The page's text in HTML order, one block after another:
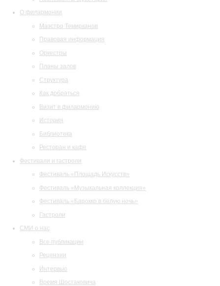
О филармонии
Маэстро Темирканов
Правовая информация
Оркестры
Планы залов
Структура
Как добраться
Визит в филармонию
История
Библиотека
Ресторан и кафе
Фестивали и гастроли
Фестиваль «Площадь Искусств»
Фестиваль «Музыкальная коллекция»
Фестиваль «Барокко в белую ночь»
Гастроли
СМИ о нас
Все публикации
Рецензии
Интервью
Время Шостаковича